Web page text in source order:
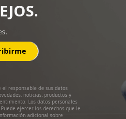
responsable de sus datos
noticias, productos y
Los datos personales
ejercer los derechos que le
adicional sobre